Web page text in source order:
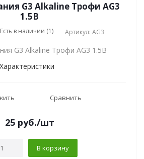
G3 Alkaline Трофи AG3
1.5В
Есть в наличии (1) Артикул: AG3
G3 Alkaline Трофи AG3 1.5В
Характеристики
Сравнить
25руб./шт
В корзину